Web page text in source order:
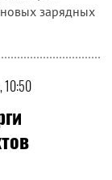
зарядных
10:50